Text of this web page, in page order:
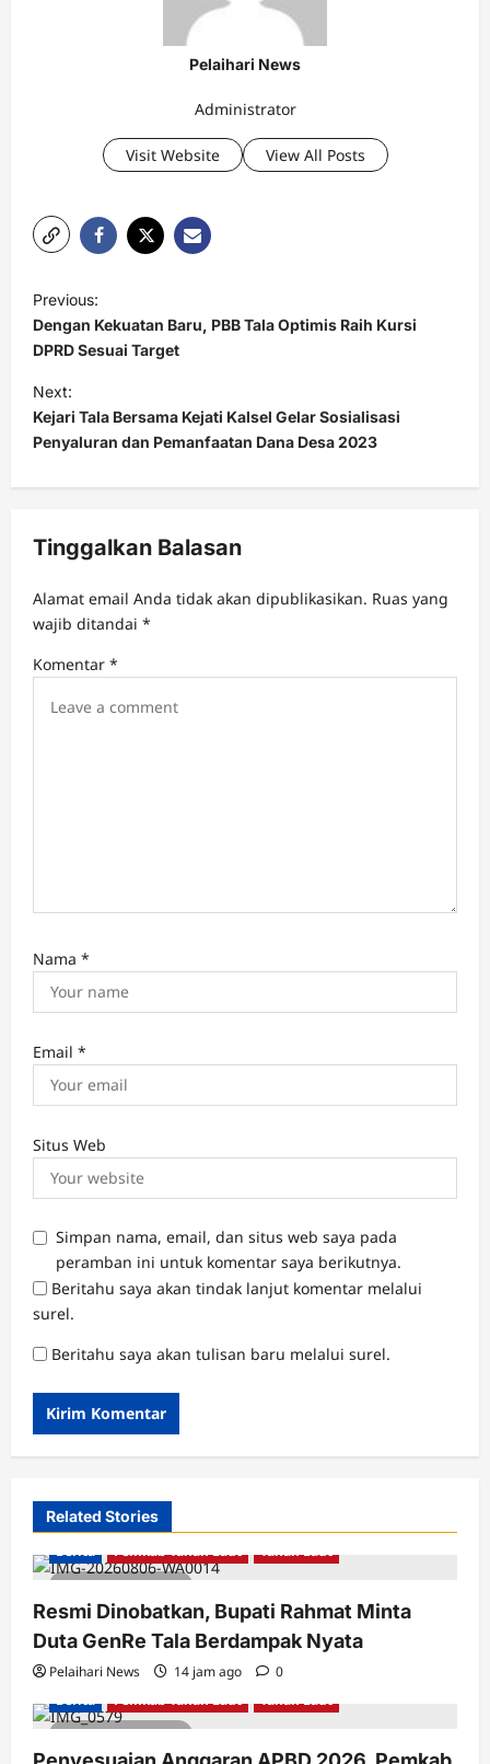
Pelaihari News
Administrator
Visit Website View All Posts
o
s
t
n
a
v
g
a
t
i
Previous:
Dengan Kekuatan Baru, PBB Tala Optimis Raih Kursi
DPRD Sesuai Target
Next:
Kejari Tala Bersama Kejati Kalsel Gelar Sosialisasi
Penyaluran dan Pemanfaatan Dana Desa 2023
Tinggalkan Balasan
Alamat email Anda tidak akan dipublikasikan. Ruas yang
wajib ditandai *
Komentar *
Nama *
Email *
Situs Web
Simpan nama, email, dan situs web saya pada
peramban ini untuk komentar saya berikutnya.
Beritahu saya akan tindak lanjut komentar melalui
surel.
Beritahu saya akan tulisan baru melalui surel.
Related Stories
3 minutes read
Berita Pemkab Tanah Laut Tanah Laut
Resmi Dinobatkan, Bupati Rahmat Minta
Duta GenRe Tala Berdampak Nyata
Pelaihari News 14 jam ago 0
2 minutes read
Berita Pemkab Tanah Laut Tanah Laut